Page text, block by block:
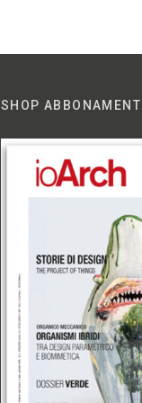
SHOP ABBONAMENTI